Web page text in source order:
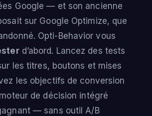
Google — et son ancienne
sur Google Optimize, que
Opti-Behavior vous
d’abord. Lancez des tests
les titres, boutons et mises
les objectifs de conversion
de décision intégré
— sans outil A/B